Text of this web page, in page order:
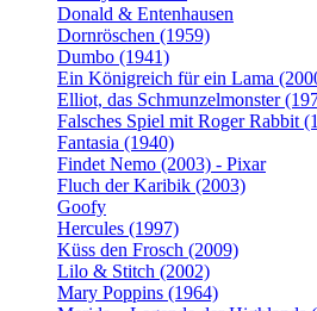
Donald & Entenhausen
Dornröschen (1959)
Dumbo (1941)
Ein Königreich für ein Lama
Elliot, das Schmunzelmonster
Falsches Spiel mit Roger Rabbit
Fantasia (1940)
Findet Nemo (2003) - Pixar
Fluch der Karibik (2003)
Goofy
Hercules (1997)
Küss den Frosch (2009)
Lilo & Stitch (2002)
Mary Poppins (1964)